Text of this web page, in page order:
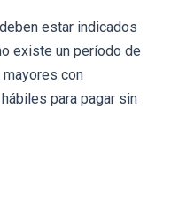
estar indicados
existe un período de
con
para pagar sin